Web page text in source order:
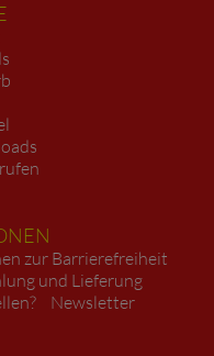
zur Barrierefreiheit
und Lieferung
Newsletter